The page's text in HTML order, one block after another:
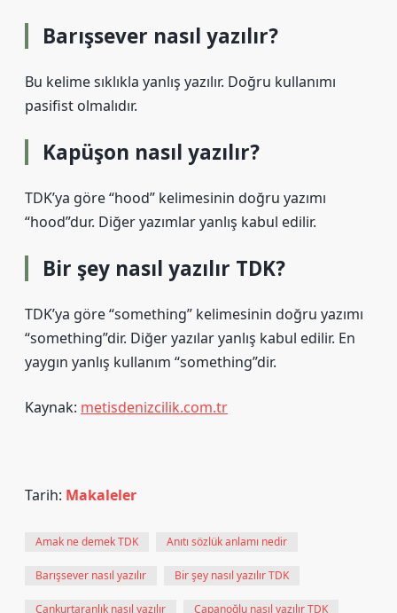
Barışsever nasıl yazılır?
Bu kelime sıklıkla yanlış yazılır. Doğru kullanımı
pasifist olmalıdır.
Kapüşon nasıl yazılır?
TDK’ya göre “hood” kelimesinin doğru yazımı
“hood”dur. Diğer yazımlar yanlış kabul edilir.
Bir şey nasıl yazılır TDK?
TDK’ya göre “something” kelimesinin doğru yazımı
“something”dir. Diğer yazılar yanlış kabul edilir. En
yaygın yanlış kullanım “something”dir.
Kaynak: metisdenizcilik.com.tr
Tarih: Makaleler
Amak ne demek TDK Anıtı sözlük anlamı nedir
Barışsever nasıl yazılır Bir şey nasıl yazılır TDK
Cankurtaranlık nasıl yazılır Çapanoğlu nasıl yazılır TDK